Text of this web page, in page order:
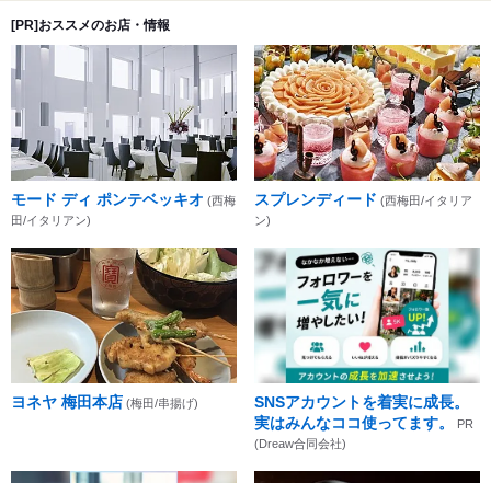
[PR]おススメのお店・情報
モード ディ ポンテベッキオ (西梅
田/イタリアン)
スプレンディード (西梅田/イタリア
ン)
ヨネヤ 梅田本店 (梅田/串揚げ)
SNSアカウントを着実に成長。
実はみんなココ使ってます。
PR
(Dreaw合同会社)